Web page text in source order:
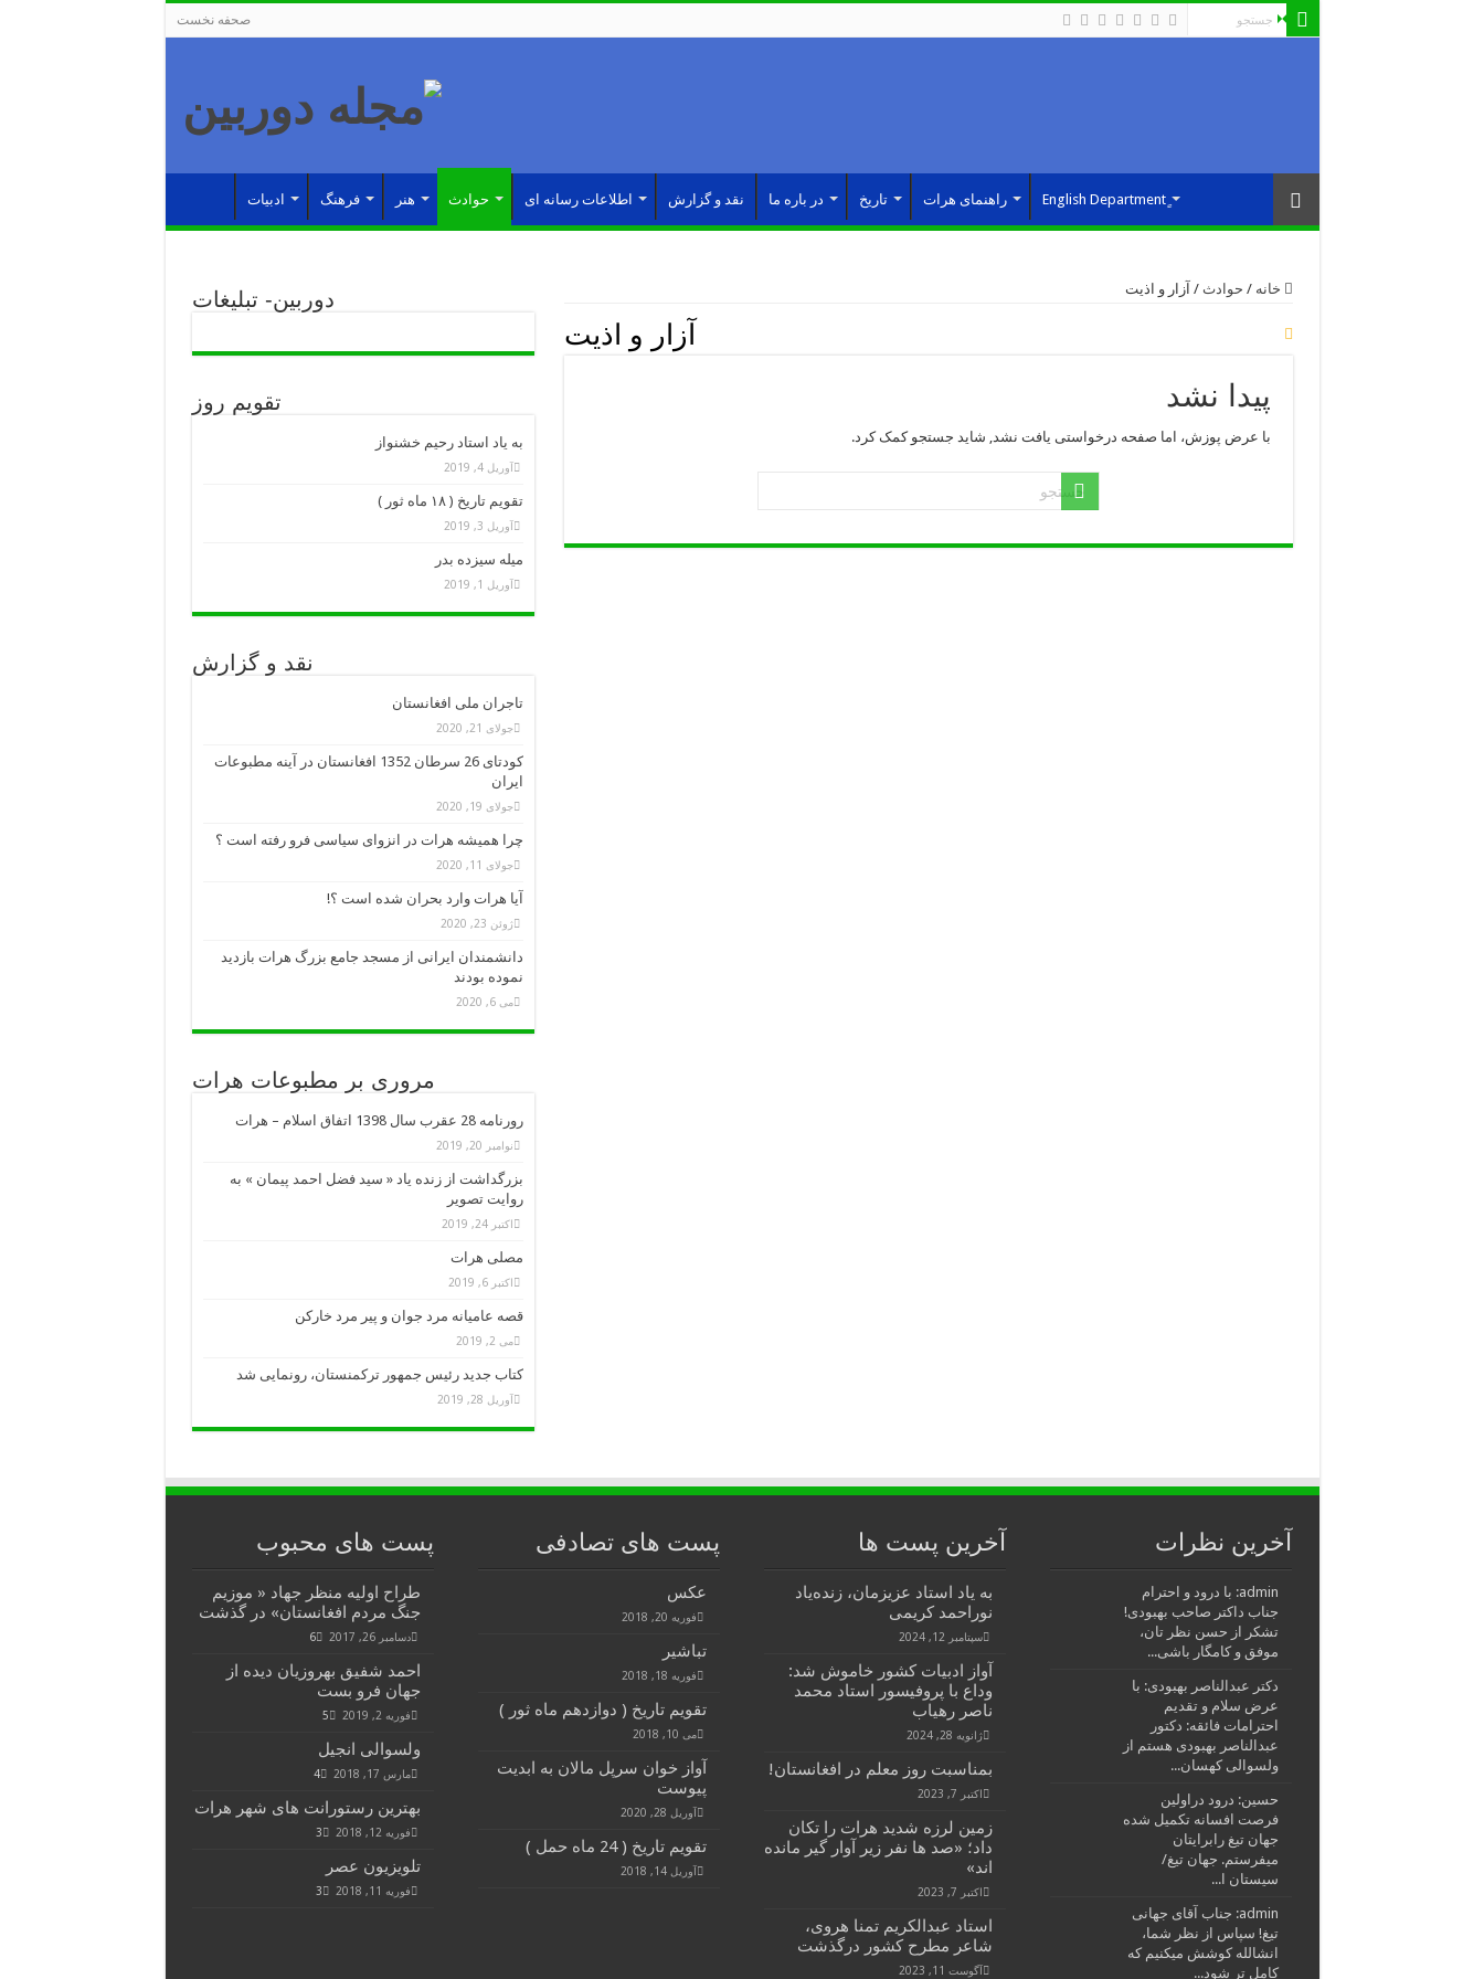
صحفه نخست
ادبیات فرهنگ هنر حوادث اطلاعات رسانه ای نقد و گزارش در باره ما تاریخ راهنمای هرات ٍEnglish Department
خانه / حوادث / آزار و اذیت
آزار و اذیت
پیدا نشد
با عرض پوزش، اما صفحه درخواستی یافت نشد, شاید جستجو کمک کرد.
دوربین- تبلیغات
تقویم روز
به یاد استاد رحیم خشنواز
آوریل 4, 2019
تقویم تاریخ ( ۱۸ ماه ثور )
آوریل 3, 2019
میله سیزده بدر
آوریل 1, 2019
نقد و گزارش
تاجران ملی افغانستان
جولای 21, 2020
کودتای 26 سرطان 1352 افغانستان در آینه مطبوعات
ایران
جولای 19, 2020
چرا همیشه هرات در انزوای سیاسی فرو رفته است ؟
جولای 11, 2020
آیا هرات وارد بحران شده است ؟!
ژوئن 23, 2020
دانشمندان ایرانی از مسجد جامع بزرگ هرات بازدید
نموده بودند
می 6, 2020
مروری بر مطبوعات هرات
رورنامه 28 عقرب سال 1398 اتفاق اسلام – هرات
نوامبر 20, 2019
بزرگداشت از زنده یاد « سید فضل احمد پیمان » به
روایت تصویر
اکتبر 24, 2019
مصلی هرات
اکتبر 6, 2019
قصه عامیانه مرد جوان و پیر مرد خارکن
می 2, 2019
کتاب جدید رئیس جمهور ترکمنستان، رونمایی شد
آوریل 28, 2019
پست های محبوب
طراح اولیه منظر جهاد « موزیم
جنگ مردم افغانستان» در گذشت
دسامبر 26, 2017 6
احمد شفیق بهروزیان دیده از
جهان فرو بست
فوریه 2, 2019 5
ولسوالی انجیل
مارس 17, 2018 4
بهترین رستورانت های شهر هرات
فوریه 12, 2018 3
تلویزیون عصر
فوریه 11, 2018 3
پست های تصادفی
عکس
فوریه 20, 2018
تباشیر
فوریه 18, 2018
تقویم تاریخ ( دوازدهم ماه ثور )
می 10, 2018
آواز خوان سرپل مالان به ابدیت
پیوست
آوریل 28, 2020
تقویم تاریخ ( 24 ماه حمل )
آوریل 14, 2018
آخرین پست ها
به یاد استاد عزیزمان، زنده‌یاد
نوراحمد کریمی
سپتامبر 12, 2024
آواز ادبیات کشور خاموش شد:
وداع با پروفیسور استاد محمد
ناصر رهیاب
ژانویه 28, 2024
بمناسبت روز معلم در افغانستان!
اکتبر 7, 2023
زمین لرزه شدید هرات را تکان
داد؛ «صد ها نفر زیر آوار گیر مانده
اند»
اکتبر 7, 2023
استاد عبدالکریم تمنا هروی،
شاعر مطرح کشور درگذشت
آگوست 11, 2023
آخرین نظرات
admin: با درود و احترام
جناب داکتر صاحب بهبودی!
تشکر از حسن نظر تان،
موفق و کامگار باشی...
دکتر عبدالناصر بهبودی: با
عرض سلام و تقدیم
احترامات فائقه: دکتور
عبدالناصر بهبودی هستم از
ولسوالی کهسان...
حسین: درود دراولین
فرصت افسانه تکمیل شده
جهان تیغ رابرایتان
میفرستم. جهان تیغ/
سیستان ا...
admin: جناب آقای جهانی
تیغ! سپاس از نظر شما،
انشالله کوشش میکنیم که
کامل تر شود...